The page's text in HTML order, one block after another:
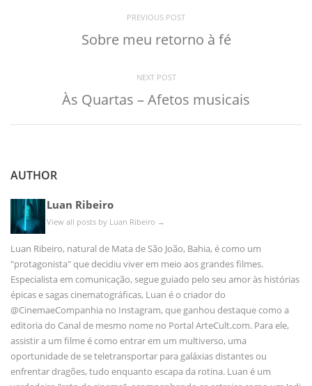
PREVIOUS POST
Sobre meu retorno à fé
NEXT POST
Às Quartas – Afetos musicais
AUTHOR
Luan Ribeiro
View all posts by Luan Ribeiro →
Luan Ribeiro, natural de Mata de São João, Bahia, é como um
"protagonista" que decidiu viver em meio aos grandes filmes.
Especialista em comunicação, segue guiado pelo seu amor às histórias
épicas e sagas cinematográficas, Luan é o criador do
@CinemaeCompanhia no Instagram, que ganhou destaque como a
editoria do Canal de mesmo nome no Portal ArteCult.com. Para ele,
assistir a um filme é como entrar em um multiverso, uma
oportunidade de se teletransportar para galáxias distantes ou
enfrentar dragões, tudo enquanto escapa da rotina. Luan é um